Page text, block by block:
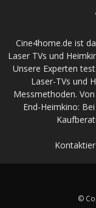
Cine4home.de ist
Laser TVs und
Unsere Experten
Laser-TVs und
Messmethoden.
End-Heimkino:
©